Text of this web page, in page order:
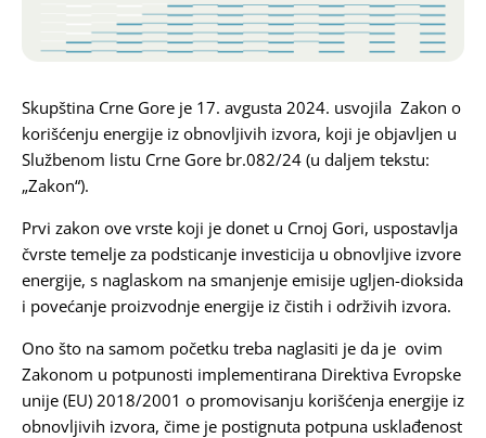
Karijera
Kontakt
Skupština Crne Gore je 17. avgusta 2024. usvojila Zakon o
korišćenju energije iz obnovljivih izvora, koji je objavljen u
Službenom listu Crne Gore br.082/24 (u daljem tekstu:
„Zakon“).
Prvi zakon ove vrste koji je donet u Crnoj Gori, uspostavlja
čvrste temelje za podsticanje investicija u obnovljive izvore
energije, s naglaskom na smanjenje emisije ugljen-dioksida
i povećanje proizvodnje energije iz čistih i održivih izvora.
Ono što na samom početku treba naglasiti je da je ovim
Zakonom u potpunosti implementirana Direktiva Evropske
unije (EU) 2018/2001 o promovisanju korišćenja energije iz
obnovljivih izvora, čime je postignuta potpuna usklađenost